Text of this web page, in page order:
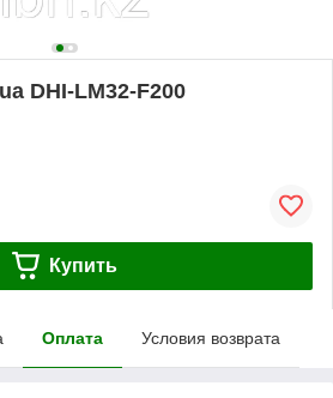
DHI-LM32-F200
Купить
Оплата Условия возврата